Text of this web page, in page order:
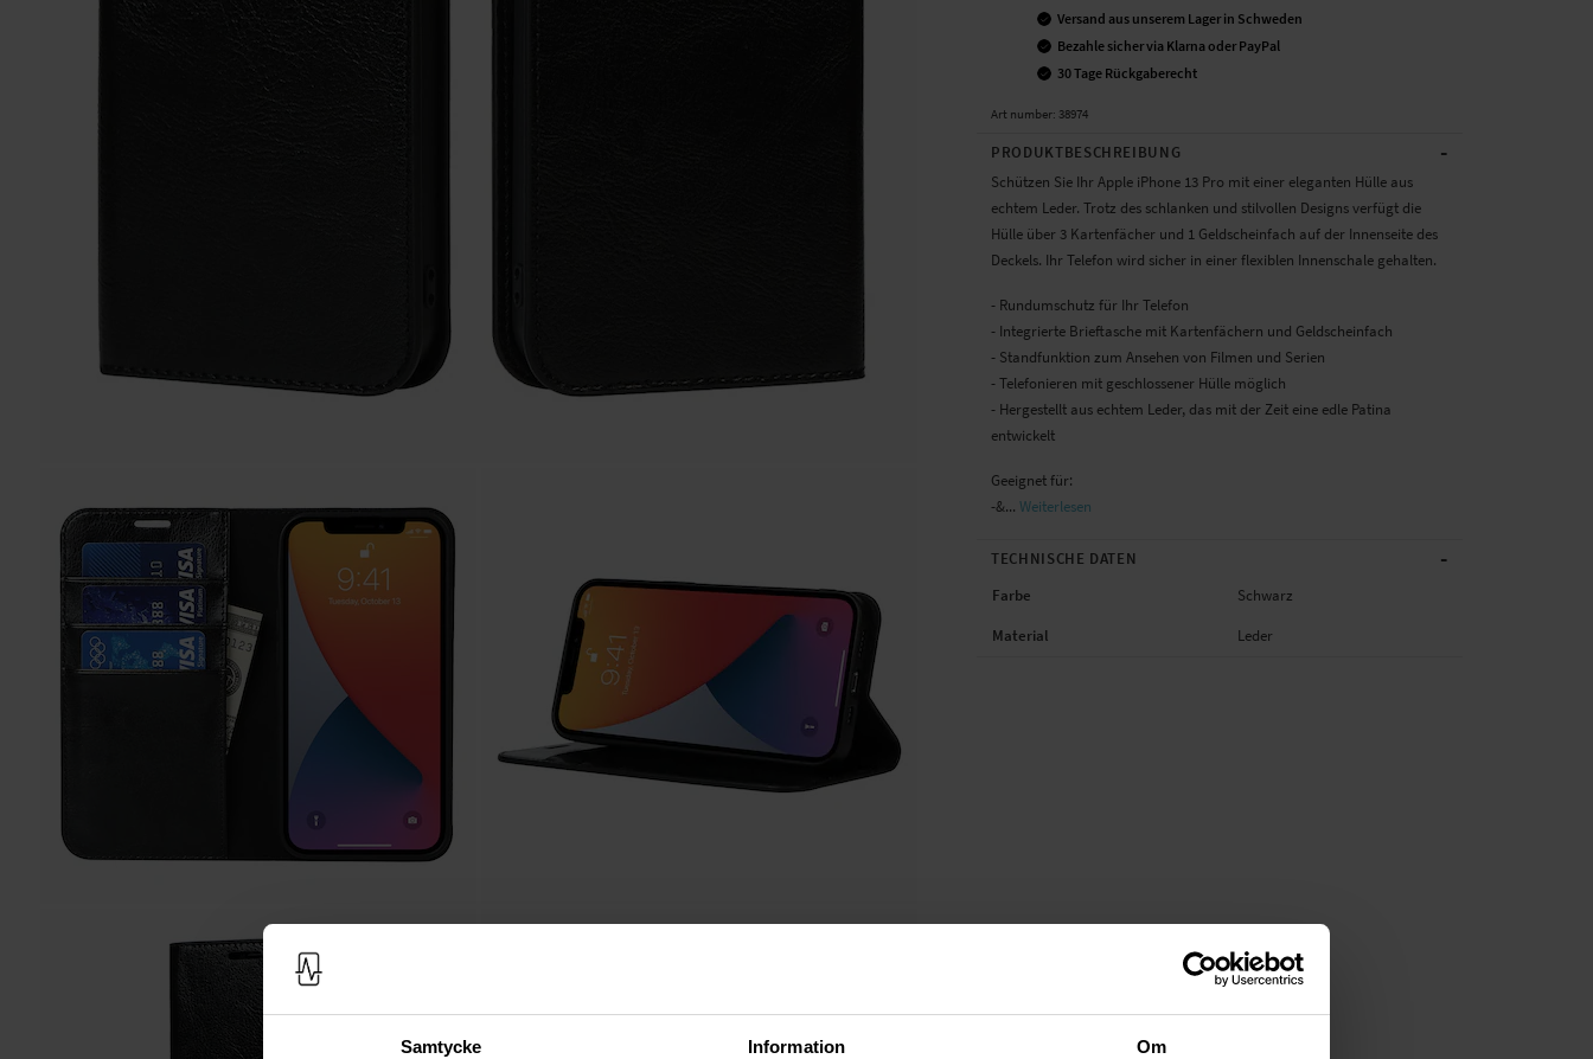
Samtycke Information Om
Versand aus unserem Lager in Schweden
Bezahle sicher via Klarna oder PayPal
30 Tage Rückgaberecht
Art number: 38974
PRODUKTBESCHREIBUNG -
Schützen Sie Ihr Apple iPhone 13 Pro mit einer eleganten Hülle aus
echtem Leder. Trotz des schlanken und stilvollen Designs verfügt die
Hülle über 3 Kartenfächer und 1 Geldscheinfach auf der Innenseite des
Deckels. Ihr Telefon wird sicher in einer flexiblen Innenschale gehalten.
- Rundumschutz für Ihr Telefon
- Integrierte Brieftasche mit Kartenfächern und Geldscheinfach
- Standfunktion zum Ansehen von Filmen und Serien
- Telefonieren mit geschlossener Hülle möglich
- Hergestellt aus echtem Leder, das mit der Zeit eine edle Patina
entwickelt
Geeignet für:
-&... Weiterlesen
TECHNISCHE DATEN -
Farbe
Schwarz
Material
Leder